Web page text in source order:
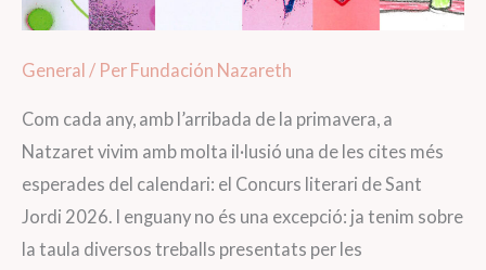
General / Per Fundación Nazareth
Com cada any, amb l’arribada de la primavera, a
Natzaret vivim amb molta il·lusió una de les cites més
esperades del calendari: el Concurs literari de Sant
Jordi 2026. I enguany no és una excepció: ja tenim sobre
la taula diversos treballs presentats per les